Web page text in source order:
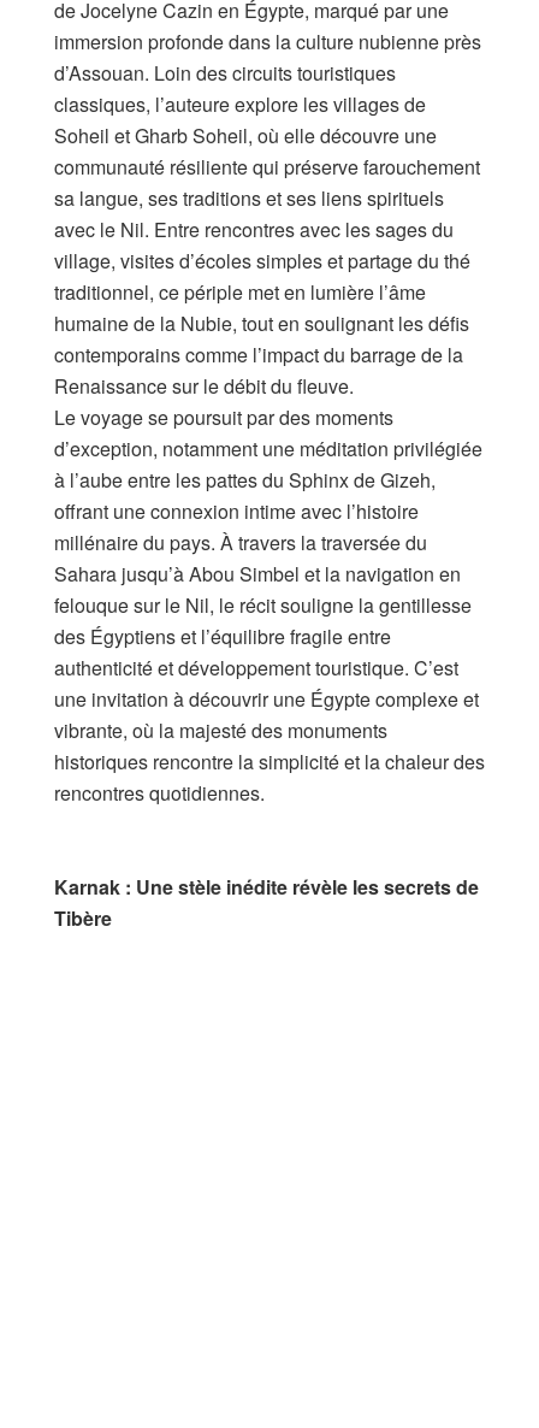
de Jocelyne Cazin en Égypte, marqué par une
immersion profonde dans la culture nubienne près
d’Assouan. Loin des circuits touristiques
classiques, l’auteure explore les villages de
Soheil et Gharb Soheil, où elle découvre une
communauté résiliente qui préserve farouchement
sa langue, ses traditions et ses liens spirituels
avec le Nil. Entre rencontres avec les sages du
village, visites d’écoles simples et partage du thé
traditionnel, ce périple met en lumière l’âme
humaine de la Nubie, tout en soulignant les défis
contemporains comme l’impact du barrage de la
Renaissance sur le débit du fleuve.
Le voyage se poursuit par des moments
d’exception, notamment une méditation privilégiée
à l’aube entre les pattes du Sphinx de Gizeh,
offrant une connexion intime avec l’histoire
millénaire du pays. À travers la traversée du
Sahara jusqu’à Abou Simbel et la navigation en
felouque sur le Nil, le récit souligne la gentillesse
des Égyptiens et l’équilibre fragile entre
authenticité et développement touristique. C’est
une invitation à découvrir une Égypte complexe et
vibrante, où la majesté des monuments
historiques rencontre la simplicité et la chaleur des
rencontres quotidiennes.
Karnak : Une stèle inédite révèle les secrets de
Tibère